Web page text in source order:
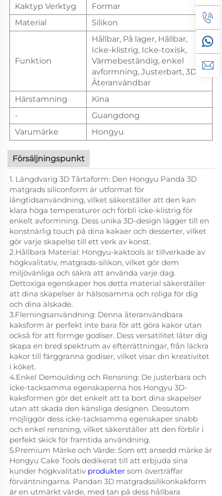
Kaktyp Verktyg
Formar
Material
Silikon
Funktion
Hållbar, På lager, Hållbar,
Icke-klistrig, Icke-toxisk,
Värmebeständig, enkel
avformning, Justerbart, 3D,
Återanvändbar
Härstamning
Kina
-
Guangdong
Varumärke
Hongyu
Försäljningspunkt
1. Längdvarig 3D Tårtaform: Den Hongyu Panda 3D
matgrads siliconform är utformat för
långtidsanvändning, vilket säkerställer att den kan
klara höga temperaturer och förbli icke-klistrig för
enkelt avformning. Dess unika 3D-design lägger till en
konstnärlig touch på dina kakaer och desserter, vilket
gör varje skapelse till ett verk av konst.
2.Hållbara Material: Hongyu-kaktools är tillverkade av
högkvalitativ, matgrads-silikon, vilket gör dem
miljövänliga och säkra att använda varje dag.
Dettoxiga egenskaper hos detta material säkerställer
att dina skapelser är hälsosamma och roliga för dig
och dina älskade.
3.Flerningsanvändning: Denna återanvändbara
kaksform är perfekt inte bara för att göra kakor utan
också för att formge godiser. Dess versatilitet låter dig
skapa en bred spektrum av efterrättningar, från läckra
kakor till färggranna godiser, vilket visar din kreativitet
i köket.
4.Enkel Demoulding och Rensning: De justerbara och
icke-tacksamma egenskaperna hos Hongyu 3D-
kaksformen gör det enkelt att ta bort dina skapelser
utan att skada den känsliga designen. Dessutom
möjliggör dess icke-tacksamma egenskaper snabb
och enkel rensning, vilket säkerställer att den förblir i
perfekt skick för framtida användning.
5.Premium Märke och Värde: Som ett ansedd märke är
Hongyu Cake Tools dedikerat till att erbjuda sina
kunder högkvalitativ produkter som överträffar
förväntningarna. Pandan 3D matgradssilikonkakform
är en utmärkt värde, med tan på dess hållbara